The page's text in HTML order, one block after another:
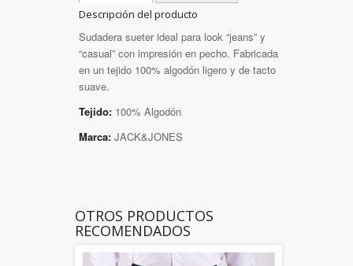
Descripción del producto
Sudadera sueter ideal para look “jeans” y
“casual” con impresión en pecho. Fabricada
en un tejido 100% algodón ligero y de tacto
suave.
Tejido: 100% Algodón
Marca: JACK&JONES
OTROS PRODUCTOS
RECOMENDADOS